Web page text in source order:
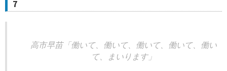
7
高市早苗「働いて、働いて、働いて、働いて、働い
て、まいります」